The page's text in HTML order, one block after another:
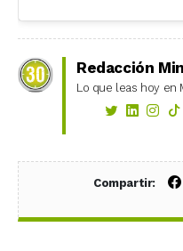
Redacción
Lo que leas hoy en
Compartir: